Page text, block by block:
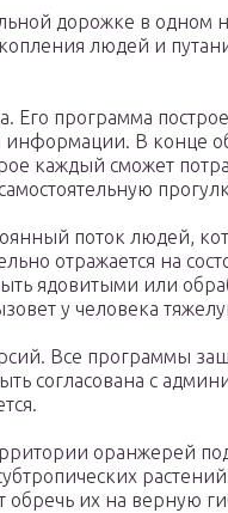
дорожке в одном
людей и
Его программа
В конце
каждый сможет
поток людей,
отражается на
ядовитыми или
у человека
Все программы
согласована с
оранжерей
их на верную